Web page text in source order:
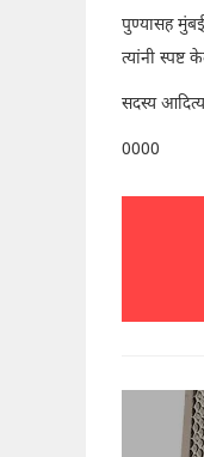
पुण्यासह
त्यांनी स्पष्ट
सदस्य
0000